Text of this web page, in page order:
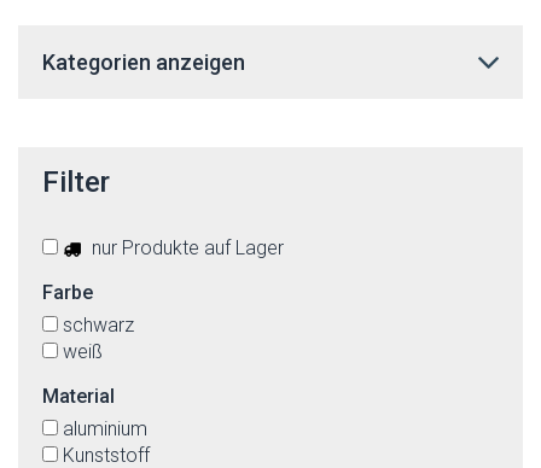
Kategorien anzeigen
Filter
nur Produkte auf Lager
Farbe
schwarz
weiß
Material
aluminium
Kunststoff